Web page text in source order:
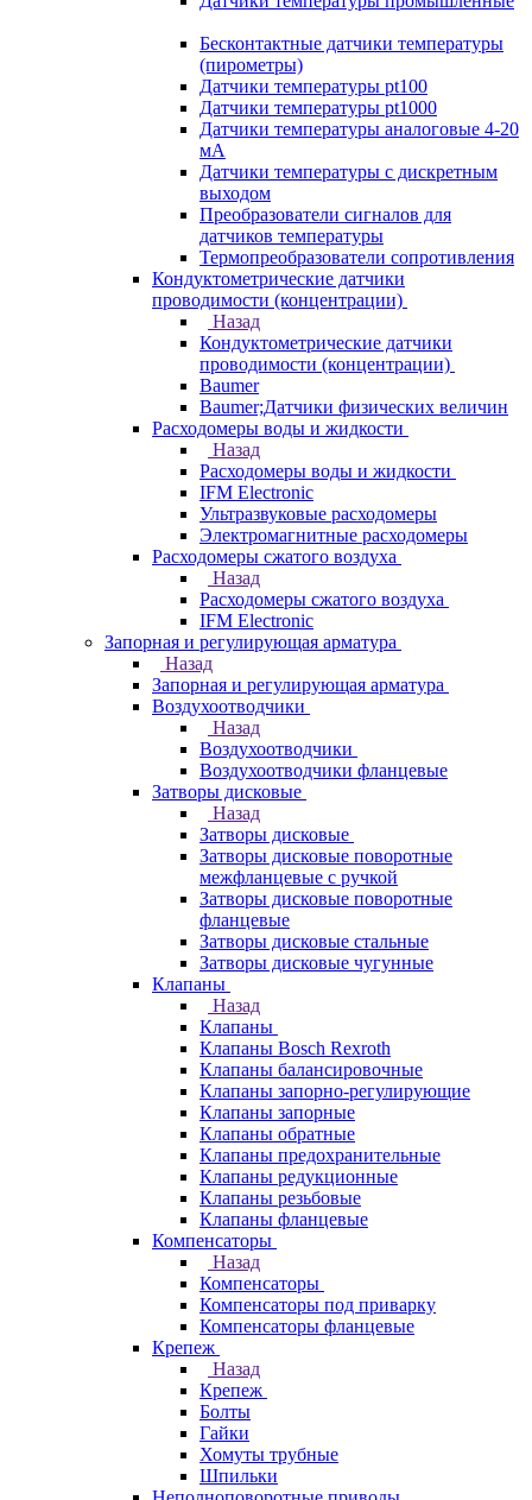
Бесконтактные датчики температуры
(пирометры)
Датчики температуры pt100
Датчики температуры pt1000
Датчики температуры аналоговые 4-20
мА
Датчики температуры с дискретным
выходом
Преобразователи сигналов для
датчиков температуры
Термопреобразователи сопротивления
Кондуктометрические датчики
проводимости (концентрации)
Назад
Кондуктометрические датчики
проводимости (концентрации)
Baumer
Baumer;Датчики физических величин
Расходомеры воды и жидкости
Назад
Расходомеры воды и жидкости
IFM Electronic
Ультразвуковые расходомеры
Электромагнитные расходомеры
Расходомеры сжатого воздуха
Назад
Расходомеры сжатого воздуха
IFM Electronic
Запорная и регулирующая арматура
Назад
Запорная и регулирующая арматура
Воздухоотводчики
Назад
Воздухоотводчики
Воздухоотводчики фланцевые
Затворы дисковые
Назад
Затворы дисковые
Затворы дисковые поворотные
межфланцевые с ручкой
Затворы дисковые поворотные
фланцевые
Затворы дисковые стальные
Затворы дисковые чугунные
Клапаны
Назад
Клапаны
Клапаны Bosch Rexroth
Клапаны балансировочные
Клапаны запорно-регулирующие
Клапаны запорные
Клапаны обратные
Клапаны предохранительные
Клапаны редукционные
Клапаны резьбовые
Клапаны фланцевые
Компенсаторы
Назад
Компенсаторы
Компенсаторы под приварку
Компенсаторы фланцевые
Крепеж
Назад
Крепеж
Болты
Гайки
Хомуты трубные
Шпильки